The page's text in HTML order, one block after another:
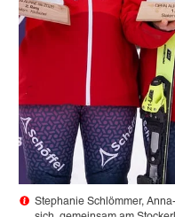
Stephanie Schlömmer,